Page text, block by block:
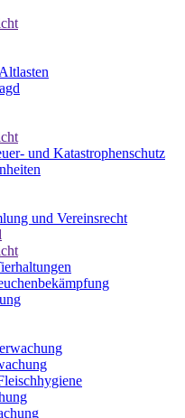
und Katastrophenschutz
und Vereinsrecht